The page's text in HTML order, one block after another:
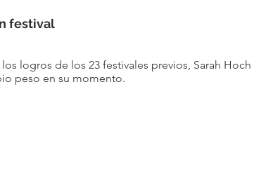
festival
logros de los 23 festivales previos, Sarah
peso en su momento.